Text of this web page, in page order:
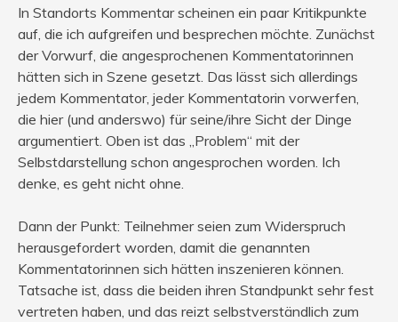
In Standorts Kommentar scheinen ein paar Kritikpunkte
auf, die ich aufgreifen und besprechen möchte. Zunächst
der Vorwurf, die angesprochenen Kommentatorinnen
hätten sich in Szene gesetzt. Das lässt sich allerdings
jedem Kommentator, jeder Kommentatorin vorwerfen,
die hier (und anderswo) für seine/ihre Sicht der Dinge
argumentiert. Oben ist das „Problem“ mit der
Selbstdarstellung schon angesprochen worden. Ich
denke, es geht nicht ohne.
Dann der Punkt: Teilnehmer seien zum Widerspruch
herausgefordert worden, damit die genannten
Kommentatorinnen sich hätten inszenieren können.
Tatsache ist, dass die beiden ihren Standpunkt sehr fest
vertreten haben, und das reizt selbstverständlich zum